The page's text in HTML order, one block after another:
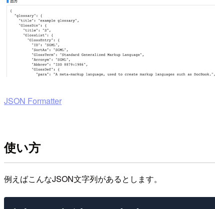
JSON Formatter
使い方
例えばこんなJSON文字列があるとします。